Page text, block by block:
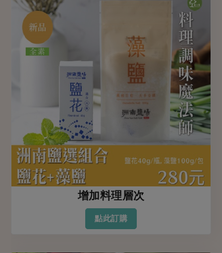
增加料理層次
點此訂購